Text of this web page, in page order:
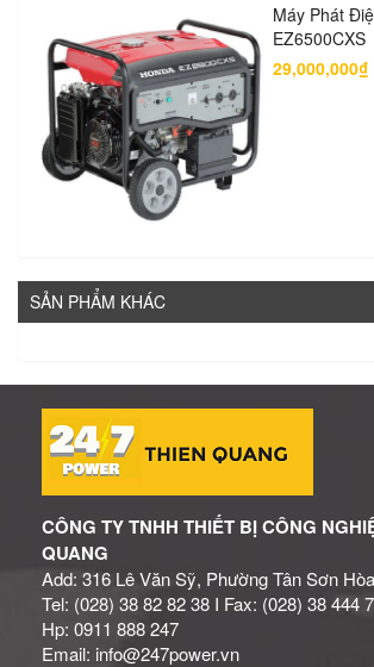
Máy Phát
EZ6500CXS
29,000,000₫
SẢN PHẨM KHÁC
CÔNG TY TNHH THIẾT BỊ CÔNG
QUANG
Add: 316 Lê Văn Sỹ, Phường Tân Sơn
Tel: (028) 38 82 82 38 I Fax: (028) 38 444
Hp: 0911 888 247
Email: info@247power.vn